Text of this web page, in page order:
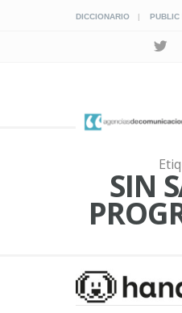
DICCIONARIO PUBLIC
SIN